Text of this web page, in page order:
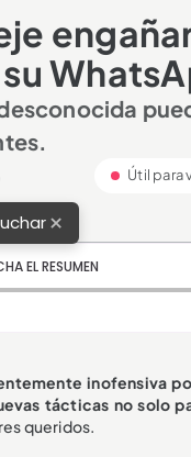
Útil para
×
EL RESUMEN
inofensiva
tácticas no solo
queridos.